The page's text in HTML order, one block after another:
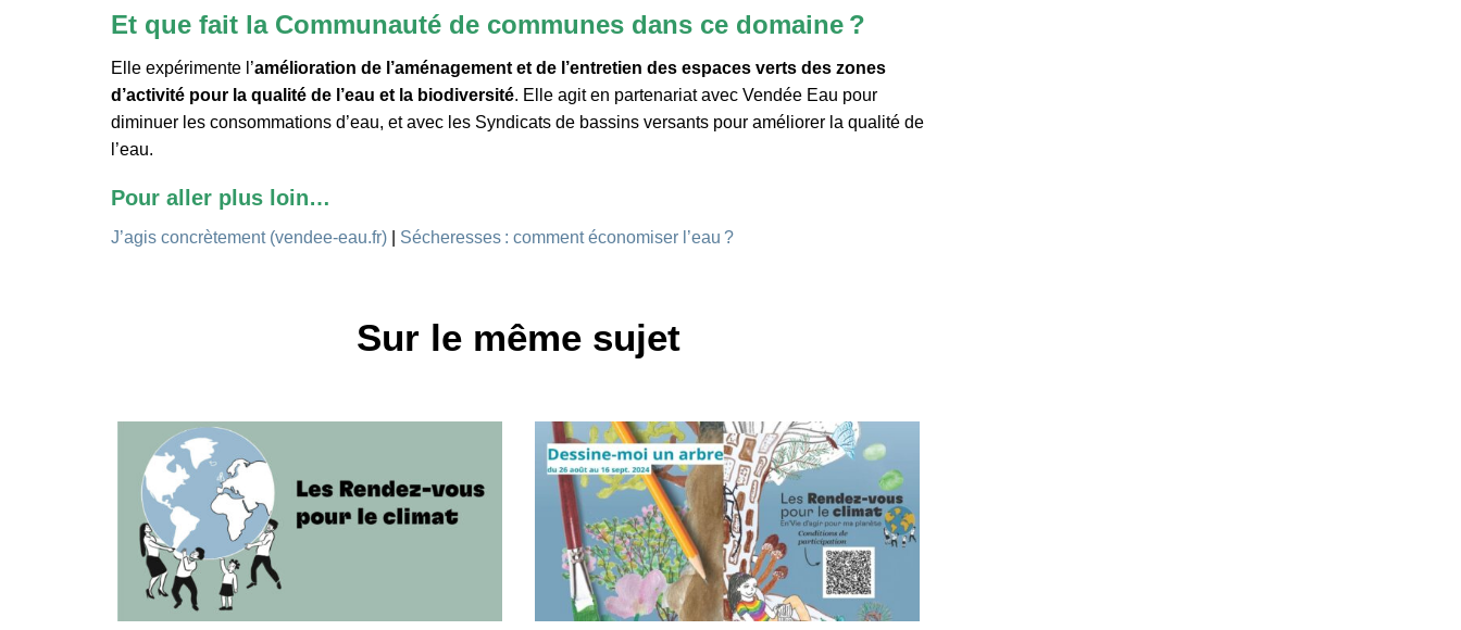
Et que fait la Communauté de communes dans ce domaine ?
Elle expérimente l’amélioration de l’aménagement et de l’entretien des espaces verts des zones
d’activité pour la qualité de l’eau et la biodiversité. Elle agit en partenariat avec Vendée Eau pour
diminuer les consommations d’eau, et avec les Syndicats de bassins versants pour améliorer la qualité de
l’eau.
Pour aller plus loin…
J’agis concrètement (vendee-eau.fr) Sécheresses : comment économiser l’eau ?
Sur le même sujet